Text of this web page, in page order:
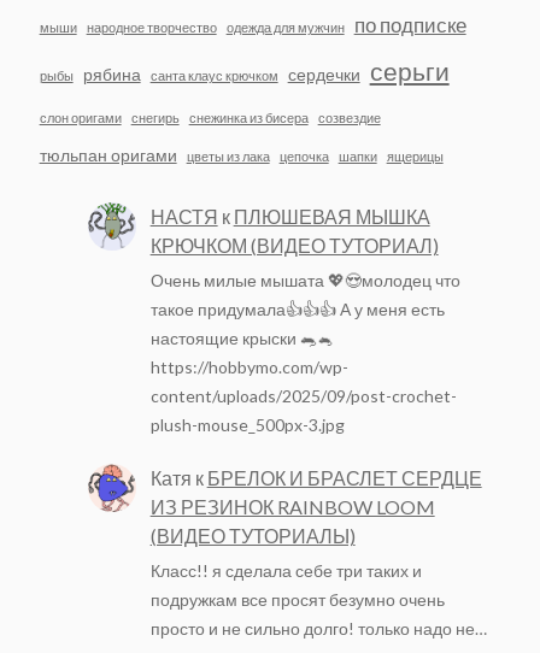
мыши народное творчество одежда для мужчин по подписке
рыбы рябина санта клаус крючком сердечки серьги
слон оригами снегирь снежинка из бисера созвездие
тюльпан оригами цветы из лака цепочка шапки ящерицы
НАСТЯ к ПЛЮШЕВАЯ МЫШКА
КРЮЧКОМ (ВИДЕО ТУТОРИАЛ)
Очень милые мышата 💖😍молодец что
такое придумала👍👍👍 А у меня есть
настоящие крыски 🐀🐁
https://hobbymo.com/wp-
content/uploads/2025/09/post-crochet-
plush-mouse_500px-3.jpg
Катя к БРЕЛОК И БРАСЛЕТ СЕРДЦЕ
ИЗ РЕЗИНОК RAINBOW LOOM
(ВИДЕО ТУТОРИАЛЫ)
Класс!! я сделала себе три таких и
подружкам все просят безумно очень
просто и не сильно долго! только надо не…